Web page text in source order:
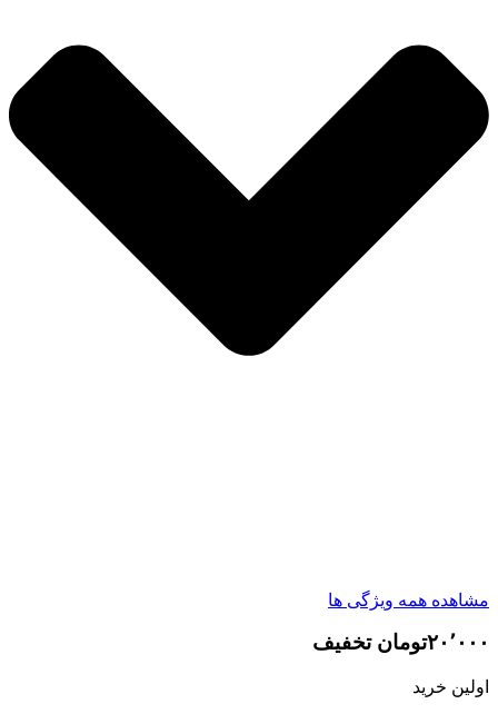
مشاهده همه ویژگی ها
۲۰٬۰۰۰تومان تخفیف
اولین خرید